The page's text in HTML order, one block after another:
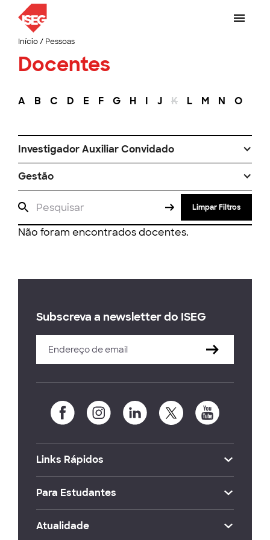
Início/ Pessoas
Docentes
A B C D E F G H I J K L M N O
Investigador Auxiliar Convidado
Gestão
Limpar Filtros
Não foram encontrados docentes.
Subscreva a newsletter do ISEG
Links Rápidos
Para Estudantes
Atualidade